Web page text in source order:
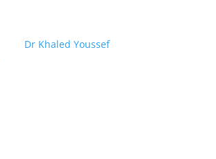
Dr Khaled Youssef